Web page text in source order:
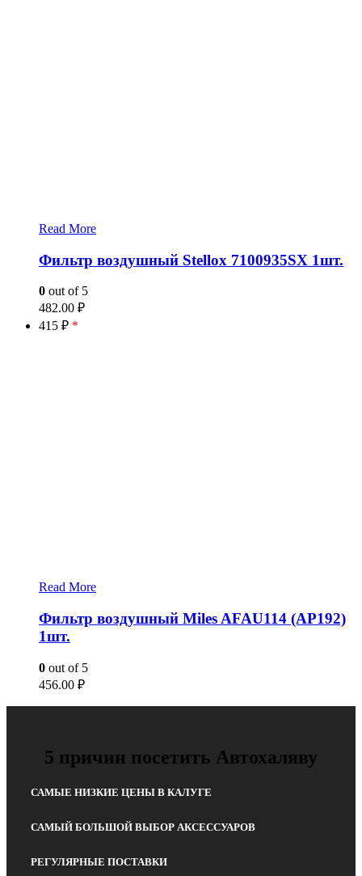
Read More
Фильтр воздушный Stellox 7100935SX 1шт.
0 out of 5
482.00 ₽
415 ₽ *
Read More
Фильтр воздушный Miles AFAU114 (AP192)
1шт.
0 out of 5
456.00 ₽
5 причин посетить Автохаляву
САМЫЕ НИЗКИЕ ЦЕНЫ В КАЛУГЕ
САМЫЙ БОЛЬШОЙ ВЫБОР АКСЕССУАРОВ
РЕГУЛЯРНЫЕ ПОСТАВКИ